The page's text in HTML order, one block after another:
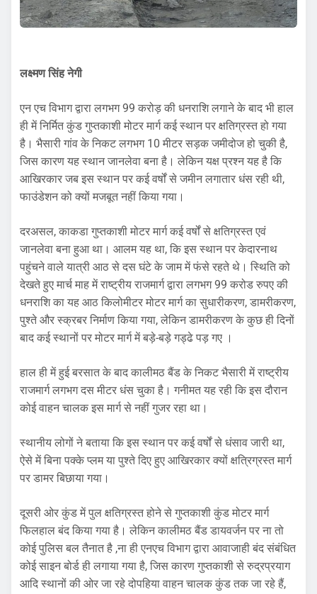
लक्ष्मण सिंह नेगी
एन एच विभाग द्वारा लगभग 99 करोड़ की धनराशि लगाने के बाद भी हाल
ही में निर्मित कुंड गुप्तकाशी मोटर मार्ग कई स्थान पर क्षतिग्रस्त हो गया
है। भैसारी गांव के निकट लगभग 10 मीटर सड़क जमीदोज हो चुकी है,
जिस कारण यह स्थान जानलेवा बना है। लेकिन यक्ष प्रश्न यह है कि
आखिरकार जब इस स्थान पर कई वर्षों से जमीन लगातार धंस रही थी,
फाउंडेशन को क्यों मजबूत नहीं किया गया।
दरअसल, काकडा गुप्तकाशी मोटर मार्ग कई वर्षों से क्षतिग्रस्त एवं
जानलेवा बना हुआ था। आलम यह था, कि इस स्थान पर केदारनाथ
पहुंचने वाले यात्री आठ से दस घंटे के जाम में फंसे रहते थे। स्थिति को
देखते हुए मार्च माह में राष्ट्रीय राजमार्ग द्वारा लगभग 99 करोड रुपए की
धनराशि का यह आठ किलोमीटर मोटर मार्ग का सुधारीकरण, डामरीकरण,
पुश्ते और स्क्रबर निर्माण किया गया, लेकिन डामरीकरण के कुछ ही दिनों
बाद कई स्थानों पर मोटर मार्ग में बड़े-बड़े गड्ढे पड़ गए ।
हाल ही में हुई बरसात के बाद कालीमठ बैंड के निकट भैसारी में राष्ट्रीय
राजमार्ग लगभग दस मीटर धंस चुका है। गनीमत यह रही कि इस दौरान
कोई वाहन चालक इस मार्ग से नहीं गुजर रहा था।
स्थानीय लोगों ने बताया कि इस स्थान पर कई वर्षों से धंसाव जारी था,
ऐसे में बिना पक्के प्लम या पुश्ते दिए हुए आखिरकार क्यों क्षत्रिग्रस्त मार्ग
पर डामर बिछाया गया।
दूसरी ओर कुंड में पुल क्षतिग्रस्त होने से गुप्तकाशी कुंड मोटर मार्ग
फिलहाल बंद किया गया है। लेकिन कालीमठ बैंड डायवर्जन पर ना तो
कोई पुलिस बल तैनात है ,ना ही एनएच विभाग द्वारा आवाजाही बंद संबंधित
कोई साइन बोर्ड ही लगाया गया है, जिस कारण गुप्तकाशी से रुद्रप्रयाग
आदि स्थानों की ओर जा रहे दोपहिया वाहन चालक कुंड तक जा रहे हैं,